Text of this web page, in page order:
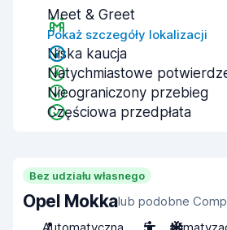
Meet & Greet
Pokaż szczegóły lokalizacji
Niska kaucja
Natychmiastowe
Nieograniczony przebieg
Częściowa przedpłata
Bez udziału własnego
Opel Mokkalub podobne